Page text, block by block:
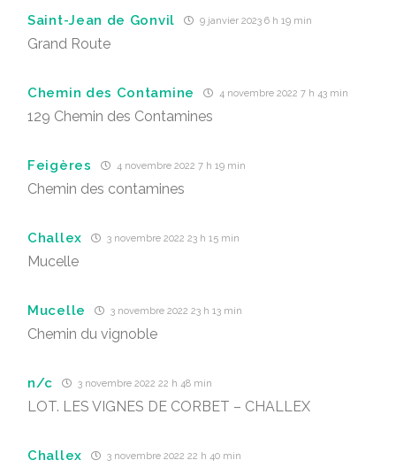
Saint-Jean de Gonvil 9 janvier 2023 6 h 19 min
Grand Route
Chemin des Contamine 4 novembre 2022 7 h 43 min
129 Chemin des Contamines
Feigères 4 novembre 2022 7 h 19 min
Chemin des contamines
Challex 3 novembre 2022 23 h 15 min
Mucelle
Mucelle 3 novembre 2022 23 h 13 min
Chemin du vignoble
n/c 3 novembre 2022 22 h 48 min
LOT. LES VIGNES DE CORBET – CHALLEX
Challex 3 novembre 2022 22 h 40 min